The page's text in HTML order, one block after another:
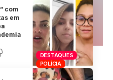
DESTAQUES
POLÍCIA
com
em